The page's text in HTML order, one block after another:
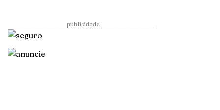
____________________publicidade___________________